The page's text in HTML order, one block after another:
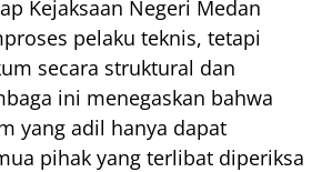
Kejaksaan Negeri Medan
pelaku teknis, tetapi
secara struktural dan
ini menegaskan bahwa
yang adil hanya dapat
pihak yang terlibat diperiksa